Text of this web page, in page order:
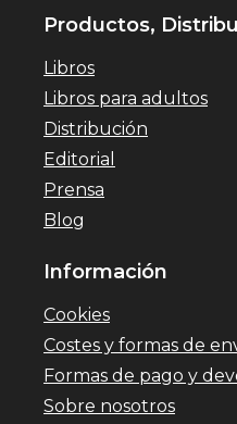
Productos,
Libros
Libros para adultos
Distribución
Editorial
Prensa
Blog
Información
Cookies
Costes y formas de
Formas de pago y
Sobre nosotros